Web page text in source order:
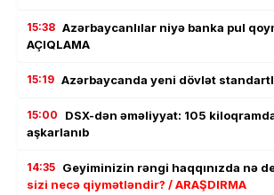
15:38 Azərbaycanlılar niyə banka pul
AÇIQLAMA
15:19 Azərbaycanda yeni dövlət
15:00
DSX-dən əməliyyat: 105
aşkarlanıb
14:35 Geyiminizin rəngi haqqınızda nə
sizi necə qiymətləndir? / ARAŞDIRMA